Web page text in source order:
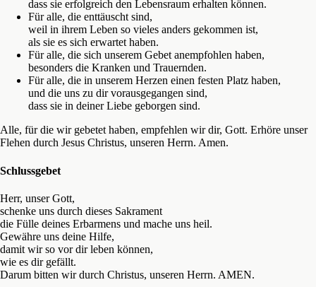
dass sie erfolgreich den Lebensraum erhalten können.
Für alle, die enttäuscht sind,
weil in ihrem Leben so vieles anders gekommen ist,
als sie es sich erwartet haben.
Für alle, die sich unserem Gebet anempfohlen haben,
besonders die Kranken und Trauernden.
Für alle, die in unserem Herzen einen festen Platz haben,
und die uns zu dir vorausgegangen sind,
dass sie in deiner Liebe geborgen sind.
Alle, für die wir gebetet haben, empfehlen wir dir, Gott. Erhöre unser
Flehen durch Jesus Christus, unseren Herrn. Amen.
Schlussgebet
Herr, unser Gott,
schenke uns durch dieses Sakrament
die Fülle deines Erbarmens und mache uns heil.
Gewähre uns deine Hilfe,
damit wir so vor dir leben können,
wie es dir gefällt.
Darum bitten wir durch Christus, unseren Herrn. AMEN.